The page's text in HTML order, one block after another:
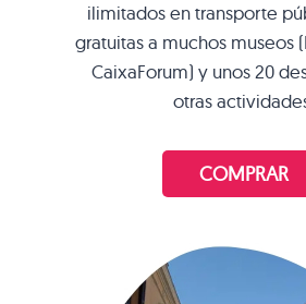
ilimitados en transporte
gratuitas a muchos museos
CaixaForum) y unos 20
otras
COMPRAR